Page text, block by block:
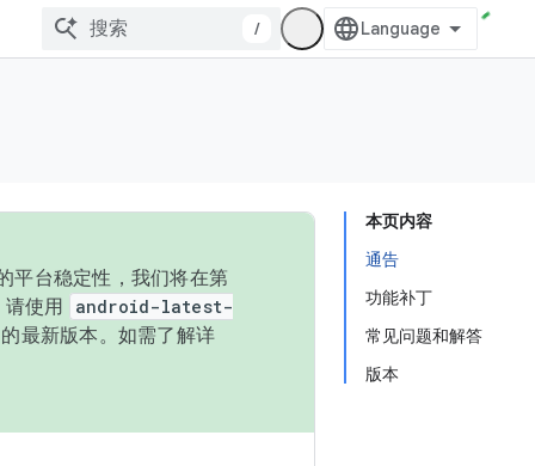
/
本页内容
通告
功能补丁
常见问题和解答
版本
平台稳定性，我们将在第
使用
android-latest-
最新版本。如需了解详